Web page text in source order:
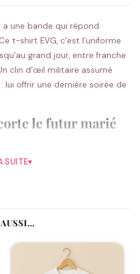
a une bande qui répond
t-shirt EVG, c’est l’uniforme
grand jour, entre franche
clin d’œil militaire assumé
lui offrir une dernière soirée de
le futur marié
on ne laisse personne sur le
ses galons
date de l’EVG et le rôle qui lui
SUITE▾